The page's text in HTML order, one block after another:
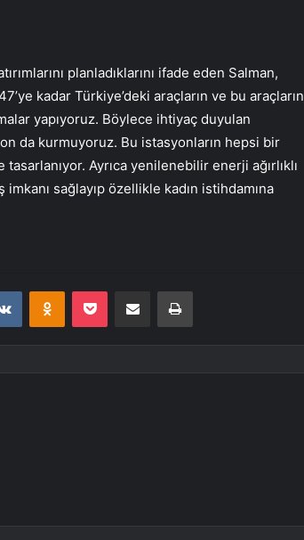
planladıklarını ifade eden Salman,
kadar Türkiye’deki araçların ve bu araçların
yapıyoruz. Böylece ihtiyaç duyulan
da kurmuyoruz. Bu istasyonların hepsi bir
Ayrıca yenilenebilir enerji ağırlıklı
sağlayıp özellikle kadın istihdamına
VKontakteOdnoklassniki
Pocket E-Posta ile paylaş Yazdır